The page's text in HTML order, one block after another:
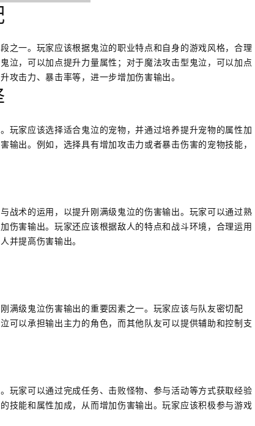
之一。玩家应该根据鬼泣的职业特点和自身的游戏风格，合理
泣，可以加点提升力量属性；对于魔法攻击型鬼泣，可以加点
攻击力、暴击率等，进一步增加伤害输出。
玩家应该选择适合鬼泣的宠物，并通过培养提升宠物的属性加
输出。例如，选择具有增加攻击力或者暴击伤害的宠物技能，
战术的运用，以提升刚满级鬼泣的伤害输出。玩家可以通过熟
伤害输出。玩家还应该根据敌人的特点和战斗环境，合理运用
并提高伤害输出。
满级鬼泣伤害输出的重要因素之一。玩家应该与队友密切配
可以承担输出主力的角色，而其他队友可以提供辅助和控制支
玩家可以通过完成任务、击败怪物、参与活动等方式获取经验
技能和属性加成，从而增加伤害输出。玩家应该积极参与游戏